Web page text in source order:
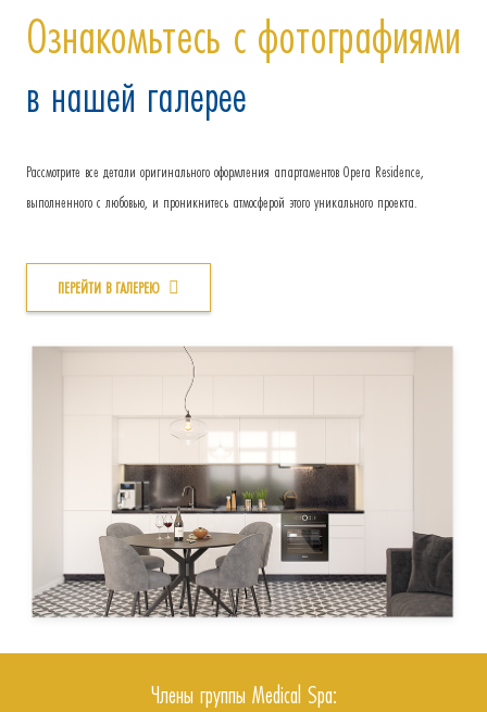
Ознакомьтесь с фотографиями
в нашей галерее
Рассмотрите все детали оригинального оформления апартаментов Opera Residence,
выполненного с любовью, и проникнитесь атмосферой этого уникального проекта.
ПЕРЕЙТИ В ГАЛЕРЕЮ
Члены группы Medical Spa: